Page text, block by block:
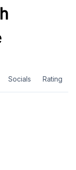
Socials Rating